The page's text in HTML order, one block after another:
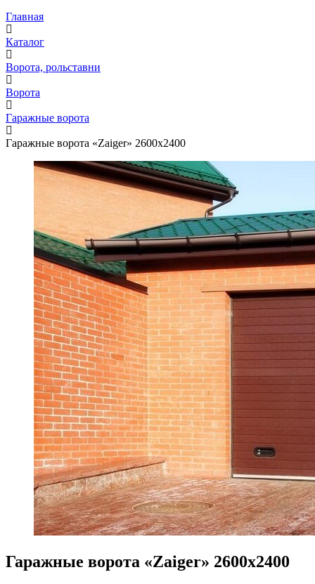
Главная
Каталог
Ворота, рольставни
Ворота
Гаражные ворота
Гаражные ворота «Zaiger» 2600х2400
Гаражные ворота «Zaiger» 2600х2400